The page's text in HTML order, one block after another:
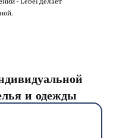
и одежды